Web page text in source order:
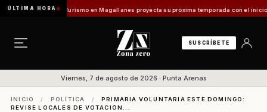
ÚLTIMA HORA
Vladilo] Turismo en Magallanes proyecta su próxima temporada con el inicio de
SUSCRÍBETE
Viernes, 7 de agosto de 2026 · Punta Arenas
INICIO / POLÍTICA /
PRIMARIA VOLUNTARIA ESTE DOMINGO:
REVISE LOCALES DE VOTACIÓN...